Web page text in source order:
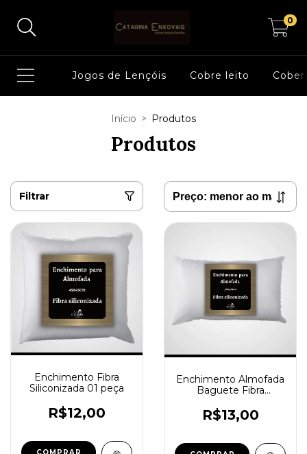
0
Jogos de Lençóis Cobre leito
Início > Produtos
Produtos
Filtrar
Enchimento Fibra
Siliconizada 01 peça
R$12,00
Enchimento Almofada
Baguete Fibra
R$13,00